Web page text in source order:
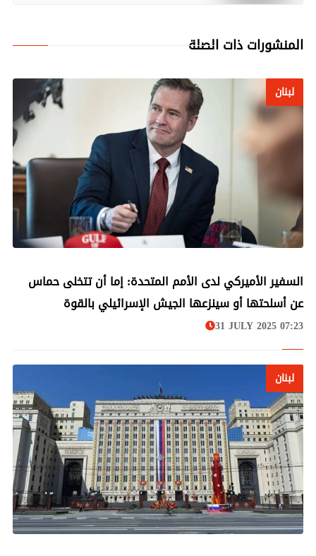
المنشورات ذات الصلة
لبنان
السفير الأميركي لدى الأمم المتحدة: إما أن تتخلى حماس
عن أسلحتها أو سينزعها الجيش الإسرائيلي بالقوة
31 JULY 2025 07:23
لبنان